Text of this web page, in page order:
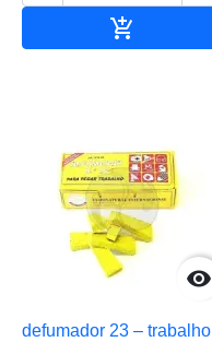


defumador 23 – trabalho